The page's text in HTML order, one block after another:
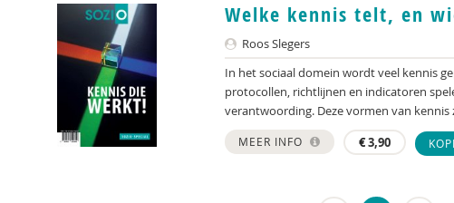
Welke kennis telt, en
Roos Slegers
In het sociaal domein wordt veel kennis
protocollen, richtlijnen en indicatoren
verantwoording. Deze vormen van kennis
MEER INFO €3,90